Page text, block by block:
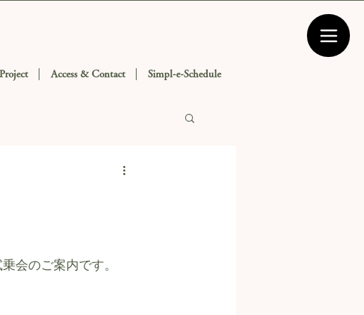
Access & Contact Simpl-e-Schedule
会のご案内です。